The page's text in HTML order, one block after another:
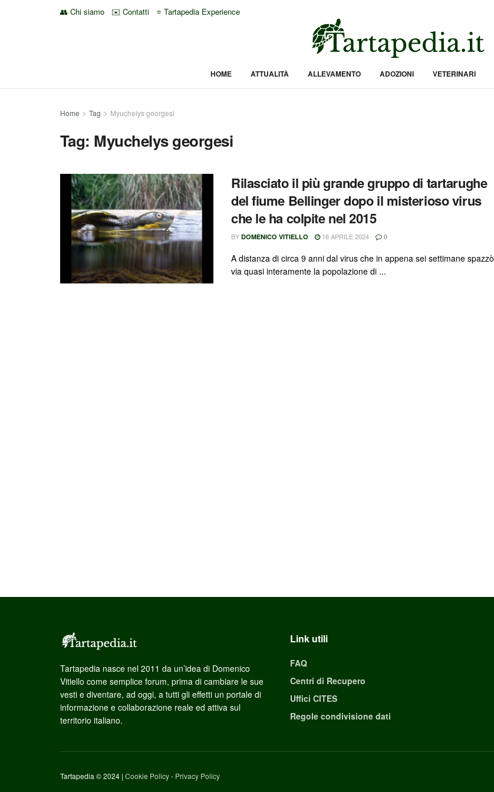
👥 Chi siamo ✉️ Contatti ⭐ Tartapedia Experience
HOME ATTUALITÀ ALLEVAMENTO ADOZIONI VETERINARI
Home Tag Myuchelys georgesi
Tag: Myuchelys georgesi
Rilasciato il più grande gruppo di tartarughe
del fiume Bellinger dopo il misterioso virus
che le ha colpite nel 2015
BY DOMENICO VITIELLO 16 APRILE 2024 0
A distanza di circa 9 anni dal virus che in appena sei settimane spazzò
via quasi interamente la popolazione di ...
Tartapedia nasce nel 2011 da un’idea di Domenico
Vitiello come semplice forum, prima di cambiare le sue
vesti e diventare, ad oggi, a tutti gli effetti un portale di
informazione e collaborazione reale ed attiva sul
territorio italiano.
Link utili
FAQ
Centri di Recupero
Uffici CITES
Regole condivisione dati
Tartapedia © 2024 | Cookie Policy- Privacy Policy